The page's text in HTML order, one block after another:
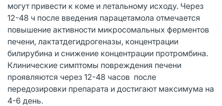
могут привести к коме и летальному исходу. Через
12-48 ч после введения парацетамола отмечается
повышение активности микросомальных ферментов
печени, лактатдегидрогеназы, концентрации
билирубина и снижение концентрации протромбина.
Клинические симптомы повреждения печени
проявляются через 12-48 часов после
передозировки препарата и достигают максимума на
4-6 день.